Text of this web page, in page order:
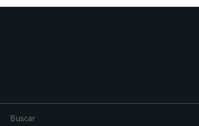
Buscar